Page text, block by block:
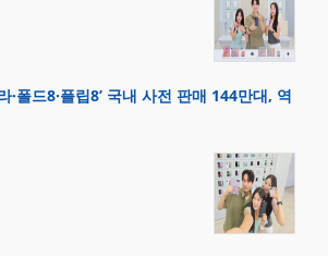
·폴드8·플립8’ 국내 사전 판매 144만대, 역